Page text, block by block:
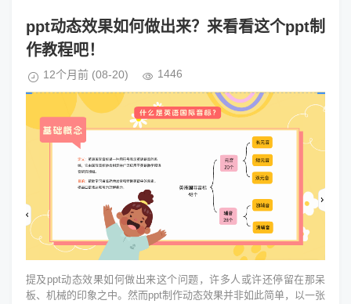
ppt动态效果如何做出来？来看看这个ppt制
作教程吧！
12个月前 (08-20) 1446
提及ppt动态效果如何做出来这个问题，许多人或许还停留在那呆
板、机械的印象之中。然而ppt制作动态效果并非如此简单，以一张